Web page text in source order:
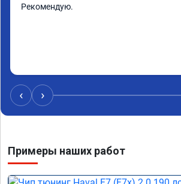
Рекомендую.
‹ ›
Примеры наших работ